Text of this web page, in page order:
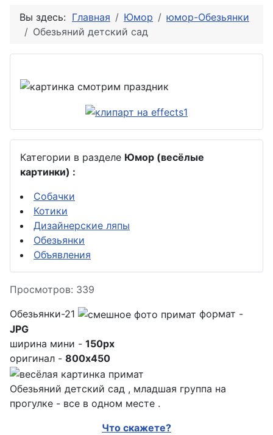
Вы здесь: Главная Юмор
юмор-Обезьянки
Обезьяний детский сад
Категории в разделе Юмор (весёлые
картинки) :
Собачки
Котики
Дизайнерские ляпы
Обезьянки
Объявления
Информация о материале
Просмотров: 339
Обезьянки-21
формат -
JPG
ширина мини - 150px
оригинал - 800x450
Обезьяний детский сад , младшая группа на
прогулке - все в одном месте .
Что скажете?